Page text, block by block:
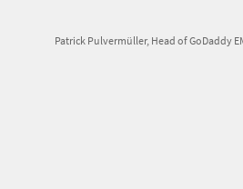
Patrick Pulvermüller, Head of GoDaddy